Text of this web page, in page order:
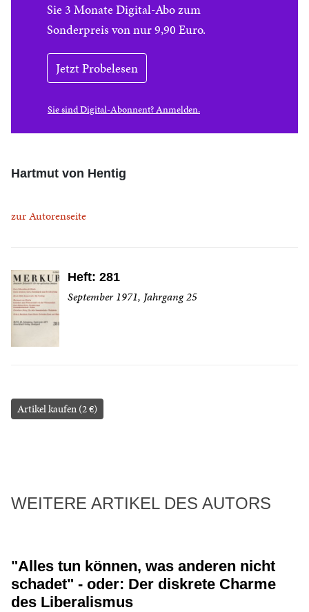
Sie 3 Monate Digital-Abo zum
Sonderpreis von nur 9,90 Euro.
Jetzt Probelesen
Sie sind Digital-Abonnent? Anmelden.
Hartmut von Hentig
zur Autorenseite
Heft: 281
September 1971, Jahrgang 25
Artikel kaufen (2 €)
WEITERE ARTIKEL DES AUTORS
"Alles tun können, was anderen nicht
schadet" - oder: Der diskrete Charme
des Liberalismus